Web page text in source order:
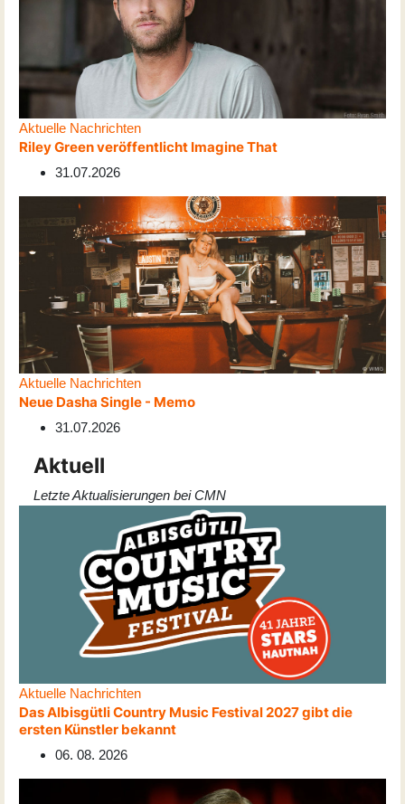
Aktuelle Nachrichten
Riley Green veröffentlicht Imagine That
31.07.2026
Aktuelle Nachrichten
Neue Dasha Single - Memo
31.07.2026
Aktuell
Letzte Aktualisierungen bei CMN
Aktuelle Nachrichten
Das Albisgütli Country Music Festival 2027 gibt die
ersten Künstler bekannt
06. 08. 2026